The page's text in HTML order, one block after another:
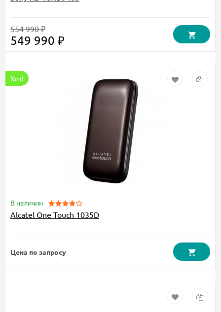
554 990 ₽
549 990 ₽
Хит!
В наличии
Alcatel One Touch 1035D
Цена по запросу